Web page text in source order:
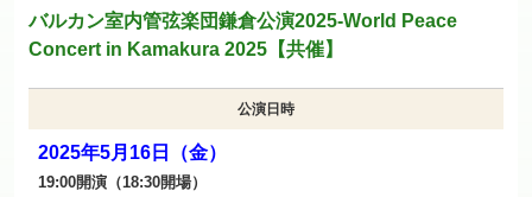
バルカン室内管弦楽団鎌倉公演2025-World Peace
Concert in Kamakura 2025【共催】
公演日時
2025年5月16日（金）
19:00開演（18:30開場）